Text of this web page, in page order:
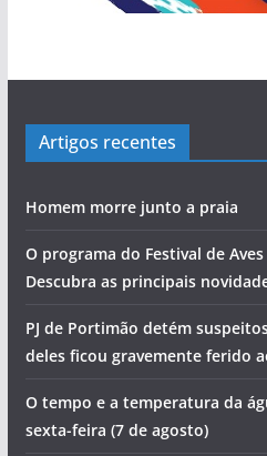
Artigos recentes
Homem morre junto a praia
O programa do Festival de
Descubra as principais
PJ de Portimão detém
deles ficou gravemente ferido
O tempo e a temperatura da
sexta-feira (7 de agosto)